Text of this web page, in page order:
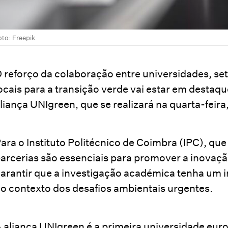
Freepik
reforço da colaboração entre universidades,
para a transição verde vai estar em
UNIgreen, que se realizará na quarta-
o Instituto Politécnico de Coimbra (IPC),
são essenciais para promover a
que a investigação académica tenha um
contexto dos desafios ambientais urgentes.